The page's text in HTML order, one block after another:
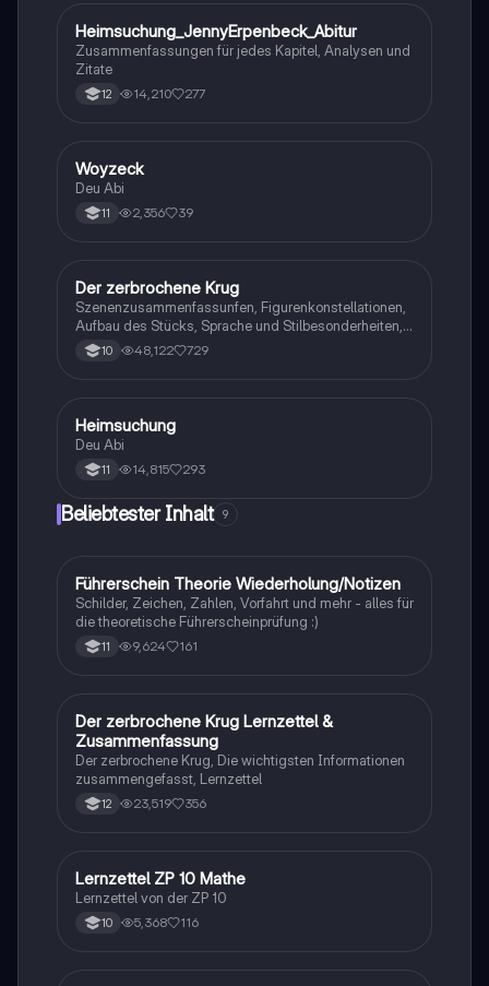
Deutsch
Heimsuchung_JennyErpenbeck_Abitur
Zusammenfassungen für jedes Kapitel, Analysen und
Zitate
12 14,210 277
Deutsch
Woyzeck
Deu Abi
11 2,356 39
Deutsch
Der zerbrochene Krug
Szenenzusammenfassunfen, Figurenkonstellationen,
Aufbau des Stücks, Sprache und Stilbesonderheiten,
Aussageabsicht, Thematik, Interpretation
10 48,122 729
Deutsch
Heimsuchung
Deu Abi
11 14,815 293
Beliebtester Inhalt 9
Lerntipps
Führerschein Theorie Wiederholung/Notizen
Schilder, Zeichen, Zahlen, Vorfahrt und mehr - alles für
die theoretische Führerscheinprüfung :)
11 9,624 161
Deutsch
Der zerbrochene Krug Lernzettel &
Zusammenfassung
Der zerbrochene Krug, Die wichtigsten Informationen
zusammengefasst, Lernzettel
12 23,519 356
Mathe
Lernzettel ZP 10 Mathe
Lernzettel von der ZP 10
10 5,368 116